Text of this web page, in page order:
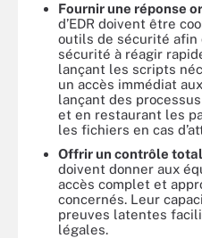
Fournir une réponse
d’EDR doivent être
outils de sécurité afin
sécurité à réagir
lançant les scripts
un accès immédiat
lançant des
et en restaurant les
les fichiers en cas
Offrir un contrôle
doivent donner aux
accès complet et
concernés. Leur
preuves latentes
légales.